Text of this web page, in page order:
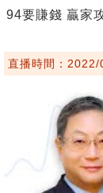
94要賺錢 贏家
直播時間：